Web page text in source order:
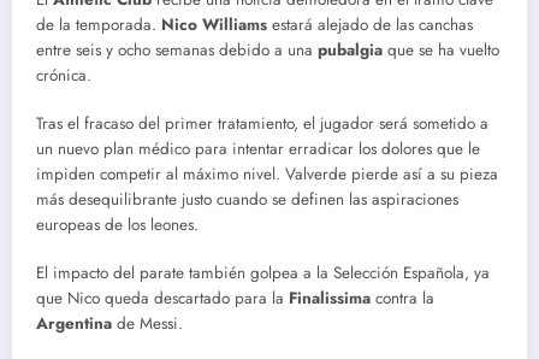
de la temporada. Nico Williams estará alejado de las canchas
entre seis y ocho semanas debido a una pubalgia que se ha vuelto
crónica.
Tras el fracaso del primer tratamiento, el jugador será sometido a
un nuevo plan médico para intentar erradicar los dolores que le
impiden competir al máximo nivel. Valverde pierde así a su pieza
más desequilibrante justo cuando se definen las aspiraciones
europeas de los leones.
El impacto del parate también golpea a la Selección Española, ya
que Nico queda descartado para la Finalissima contra la
Argentina de Messi.